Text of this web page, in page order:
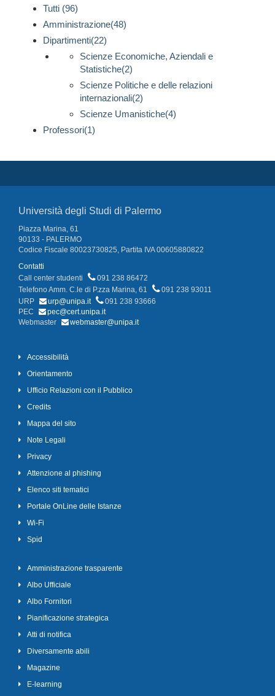
Tutti (96)
Amministrazione(48)
Dipartimenti(22)
Scienze Economiche, Aziendali e
Statistiche(2)
Scienze Politiche e delle relazioni
internazionali(2)
Scienze Umanistiche(4)
Professori(1)
Università degli Studi di Palermo
Piazza Marina, 61
90133 - PALERMO
Codice Fiscale 80023730825, Partita IVA 00605880822
Contatti
Call center studenti
091 238 86472
Telefono Amm. C.le di P.zza Marina, 61
091 238 93011
URP
urp@unipa.it
091 238 93666
PEC
pec@cert.unipa.it
Webmaster
webmaster@unipa.it
Accessibilità
Orientamento
Ufficio Relazioni con il Pubblico
Credits
Mappa del sito
Note Legali
Privacy
Attenzione al phishing
Elenco siti tematici
Portale OnLine delle Istanze
Wi-Fi
Spid
Amministrazione trasparente
Albo Ufficiale
Albo Fornitori
Pianificazione strategica
Atti di notifica
Diversamente abili
Magazine
E-learning